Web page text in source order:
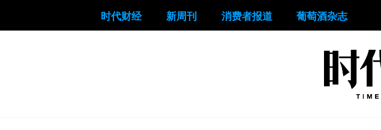
时代财经 新周刊 消费者报道 葡萄酒杂志